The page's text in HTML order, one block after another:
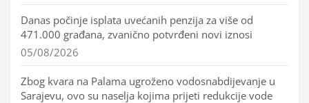
Danas počinje isplata uvećanih penzija za više od
471.000 građana, zvanično potvrđeni novi iznosi
05/08/2026
Zbog kvara na Palama ugroženo vodosnabdijevanje u
Sarajevu, ovo su naselja kojima prijeti redukcije vode